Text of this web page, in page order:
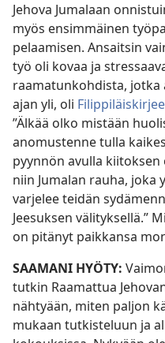
Jehova Jumalaan
myös ensimmäinen
pelaamisen. Ansaitsin
työ oli kovaa ja
raamatunkohdista,
ajan yli, oli
”Älkää olko mistään
anomustenne tulla
pyynnön avulla kiitoksen
niin Jumalan rauha, joka
varjelee teidän
Jeesuksen välityksellä.”
on pitänyt paikkansa
SAAMANI HYÖTY:
tutkin Raamattua
nähtyään, miten paljon
mukaan tutkisteluun ja